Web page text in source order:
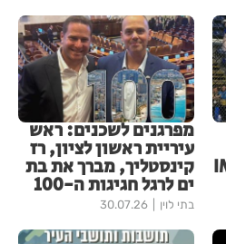
מפרגנים לשכנים: ראש
עיריית ראשון לציון, רז
קינסטליך, מברך את בת
ים לרגל חגיגות ה-100
בתי לוין 30.07.26